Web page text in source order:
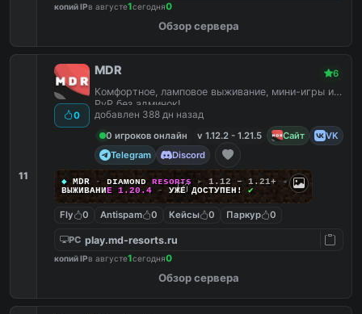
копий IPв августе1сегодня0
Обзор сервера
11
0
MDR 6
Комфортное, ламповое выживание, мини-игры и
PvP без админок!
добавлен 388 дн назад
0 игроков онлайн
v 1.12.2 - 1.21.5 Сайт
VK
Telegram
Discord
◆ MDR - ᴅɪᴀᴍᴏɴᴅ ʀᴇsoʀᴛs ▸ 1.12 – 1.21+
◂
ВЫЖИВАНИЕ 1.20 . 4 - УЖЕ ДОСТУПЕН! ✔
Fly 0 Antispam 0 Кейсы 0 Паркур 0
PC play.md-resorts.ru
копий IPв августе1сегодня0
Обзор сервера